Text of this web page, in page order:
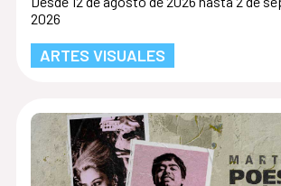
2026
ARTES VISUALES